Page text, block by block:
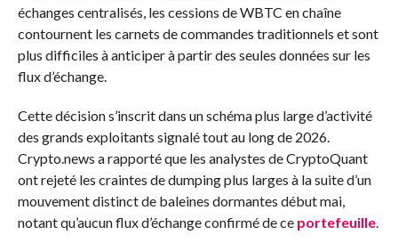
échanges centralisés, les cessions de WBTC en chaîne
contournent les carnets de commandes traditionnels et sont
plus difficiles à anticiper à partir des seules données sur les
flux d’échange.
Cette décision s’inscrit dans un schéma plus large d’activité
des grands exploitants signalé tout au long de 2026.
Crypto.news a rapporté que les analystes de CryptoQuant
ont rejeté les craintes de dumping plus larges à la suite d’un
mouvement distinct de baleines dormantes début mai,
notant qu’aucun flux d’échange confirmé de ce portefeuille.